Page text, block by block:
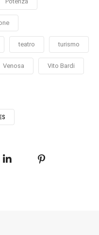
teatro turismo
Venosa Vito Bardi